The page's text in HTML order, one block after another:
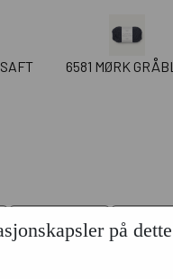
6581 MØRK
på dette